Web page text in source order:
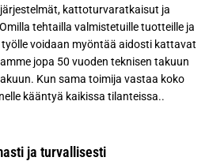
kattoturvaratkaisut ja
tehtailla valmistetuille tuotteille ja
voidaan myöntää aidosti kattavat
jopa 50 vuoden teknisen takuun
Kun sama toimija vastaa koko
kääntyä kaikissa tilanteissa..
ja turvallisesti